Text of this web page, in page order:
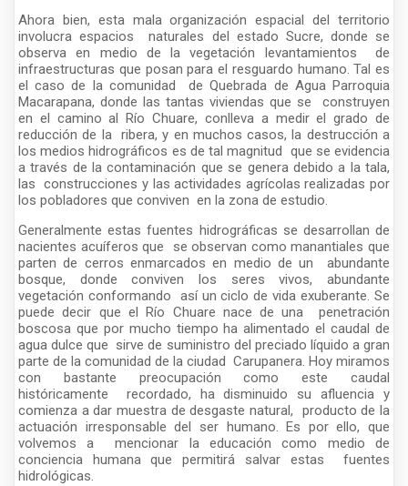
Ahora bien, esta mala organización espacial del territorio
involucra espacios naturales del estado Sucre, donde se
observa en medio de la vegetación levantamientos de
infraestructuras que posan para el resguardo humano. Tal es
el caso de la comunidad de Quebrada de Agua Parroquia
Macarapana, donde las tantas viviendas que se construyen
en el camino al Río Chuare, conlleva a medir el grado de
reducción de la ribera, y en muchos casos, la destrucción a
los medios hidrográficos es de tal magnitud que se evidencia
a través de la contaminación que se genera debido a la tala,
las construcciones y las actividades agrícolas realizadas por
los pobladores que conviven en la zona de estudio.
Generalmente estas fuentes hidrográficas se desarrollan de
nacientes acuíferos que se observan como manantiales que
parten de cerros enmarcados en medio de un abundante
bosque, donde conviven los seres vivos, abundante
vegetación conformando así un ciclo de vida exuberante. Se
puede decir que el Río Chuare nace de una penetración
boscosa que por mucho tiempo ha alimentado el caudal de
agua dulce que sirve de suministro del preciado líquido a gran
parte de la comunidad de la ciudad Carupanera. Hoy miramos
con bastante preocupación como este caudal
históricamente recordado, ha disminuido su afluencia y
comienza a dar muestra de desgaste natural, producto de la
actuación irresponsable del ser humano. Es por ello, que
volvemos a mencionar la educación como medio de
conciencia humana que permitirá salvar estas fuentes
hidrológicas.